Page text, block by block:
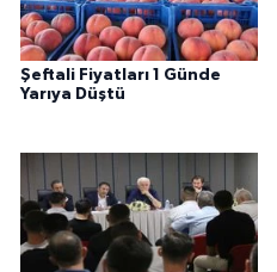
Şeftali Fiyatları 1 Günde
Yarıya Düştü